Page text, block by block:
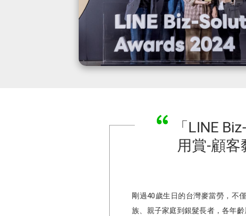
「LINE
用賞-顧
剛過40歲生日的台灣麥當勞，不
族、親子家庭到銀髮長者，各年